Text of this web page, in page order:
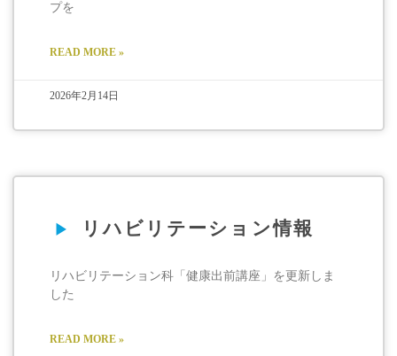
プを
READ MORE »
2026年2月14日
リハビリテーション情報
リハビリテーション科「健康出前講座」を更新しま
した
READ MORE »